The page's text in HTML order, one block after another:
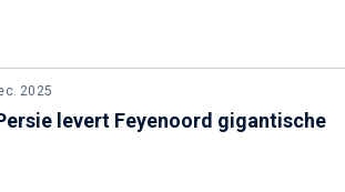
2025
levert Feyenoord gigantische